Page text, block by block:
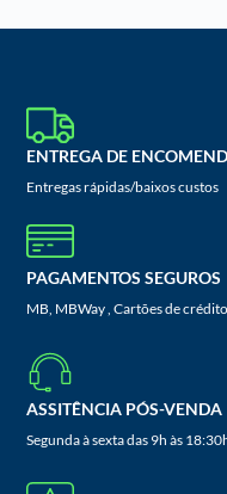
ENTREGA DE
Entregas rápidas/baixos custos
PAGAMENTOS SEGUROS
MB, MBWay , Cartões de
ASSITÊNCIA PÓS-VENDA
Segunda à sexta das 9h às